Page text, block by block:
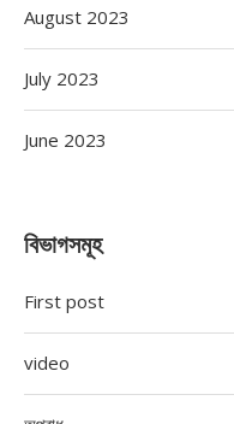
August 2023
July 2023
June 2023
বিভাগসমূহ
First post
video